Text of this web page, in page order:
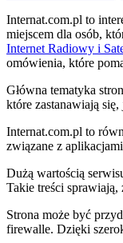
Internat.com.pl to
miejscem dla osób,
Internet Radiowy i
omówienia, które
Główna tematyka
które zastanawiają
Internat.com.pl to
związane z
Dużą wartością
Takie treści
Strona może być
firewalle. Dzięki